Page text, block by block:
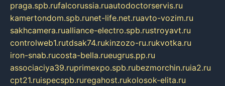
praga.spb.rufalcorussia.ruautodoctorservis.ru
kamertondom.spb.runet-life.net.ruavto-vozim.ru
sakhcamera.rualliance-electro.spb.rustroyavt.ru
controlweb1.rutdsak74.rukinzozo-ru.rukvotka.ru
iron-snab.rucosta-bella.rueugrus.pp.ru
associaciya39.ruprimexpo.spb.rubezmorchin.ruia2.ru
cpt21.ruispecspb.ruregahost.rukolosok-elita.ru